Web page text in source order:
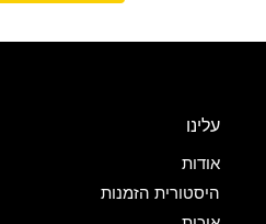
עלינו
אודות
היסטורית הזמנות